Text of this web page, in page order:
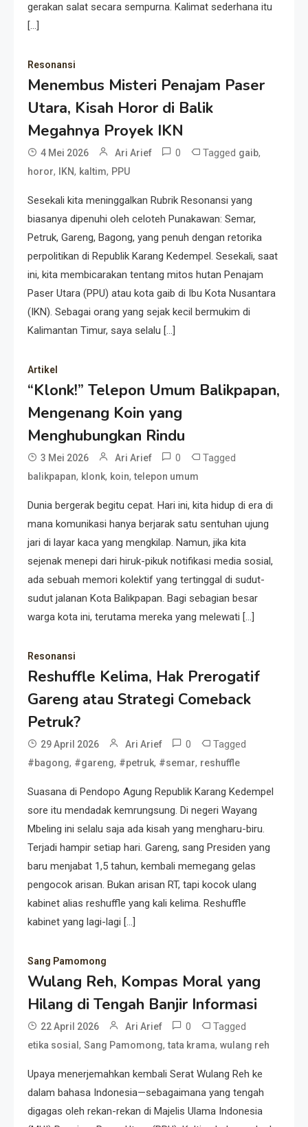
gerakan salat secara sempurna. Kalimat sederhana itu
[…]
Resonansi
Menembus Misteri Penajam Paser
Utara, Kisah Horor di Balik
Megahnya Proyek IKN
4 Mei 2026 Ari Arief 0 Tagged gaib,
horor, IKN, kaltim, PPU
Sesekali kita meninggalkan Rubrik Resonansi yang
biasanya dipenuhi oleh celoteh Punakawan: Semar,
Petruk, Gareng, Bagong, yang penuh dengan retorika
perpolitikan di Republik Karang Kedempel. Sesekali, saat
ini, kita membicarakan tentang mitos hutan Penajam
Paser Utara (PPU) atau kota gaib di Ibu Kota Nusantara
(IKN). Sebagai orang yang sejak kecil bermukim di
Kalimantan Timur, saya selalu […]
Artikel
“Klonk!” Telepon Umum Balikpapan,
Mengenang Koin yang
Menghubungkan Rindu
3 Mei 2026 Ari Arief 0 Tagged
balikpapan, klonk, koin,telepon umum
Dunia bergerak begitu cepat. Hari ini, kita hidup di era di
mana komunikasi hanya berjarak satu sentuhan ujung
jari di layar kaca yang mengkilap. Namun, jika kita
sejenak menepi dari hiruk-pikuk notifikasi media sosial,
ada sebuah memori kolektif yang tertinggal di sudut-
sudut jalanan Kota Balikpapan. Bagi sebagian besar
warga kota ini, terutama mereka yang melewati […]
Resonansi
Reshuffle Kelima, Hak Prerogatif
Gareng atau Strategi Comeback
Petruk?
29 April 2026 Ari Arief 0 Tagged
#bagong, #gareng, #petruk, #semar, reshuffle
Suasana di Pendopo Agung Republik Karang Kedempel
sore itu mendadak kemrungsung. Di negeri Wayang
Mbeling ini selalu saja ada kisah yang mengharu-biru.
Terjadi hampir setiap hari. Gareng, sang Presiden yang
baru menjabat 1,5 tahun, kembali memegang gelas
pengocok arisan. Bukan arisan RT, tapi kocok ulang
kabinet alias reshuffle yang kali kelima. Reshuffle
kabinet yang lagi-lagi […]
Sang Pamomong
Wulang Reh, Kompas Moral yang
Hilang di Tengah Banjir Informasi
22 April 2026 Ari Arief 0 Tagged
etika sosial , Sang Pamomong,tata krama, wulang reh
Upaya menerjemahkan kembali Serat Wulang Reh ke
dalam bahasa Indonesia—sebagaimana yang tengah
digagas oleh rekan-rekan di Majelis Ulama Indonesia